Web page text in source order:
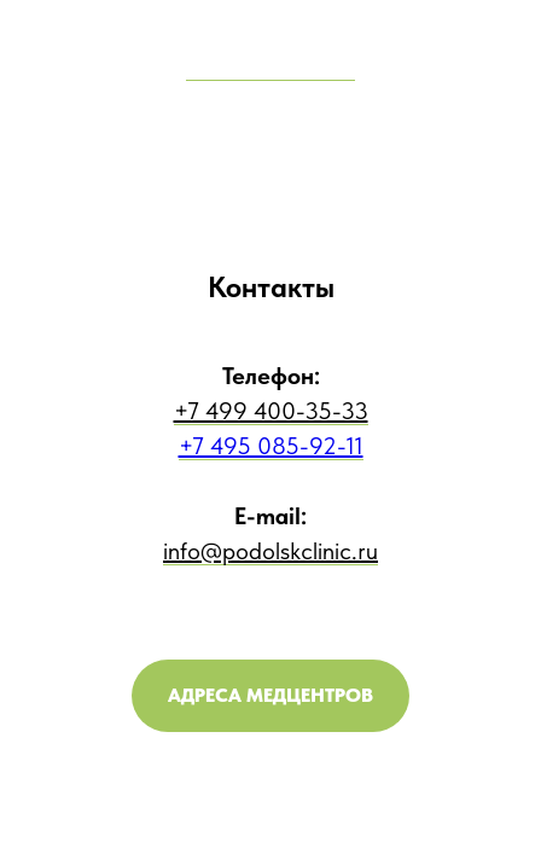
Контакты
Телефон:
+7 499 400-35-33
+7 495 085-92-11
E-mail:
info@podolskclinic.ru
АДРЕСА МЕДЦЕНТРОВ